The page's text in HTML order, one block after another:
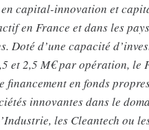
en capital-innovation et
en France et dans les pays
Doté d’une capacité
et 2,5 M€ par opération, le
financement en fonds
innovantes dans le
les Cleantech ou